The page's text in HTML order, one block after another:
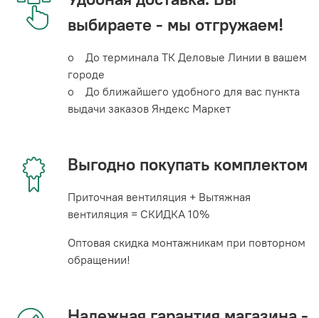
выбираете - мы отгружаем!
o До терминала ТК Деловые Линии в вашем
городе
o До ближайшего удобного для вас пункта
выдачи заказов Яндекс Маркет
Выгодно покупать комплектом
Приточная вентиляция + Вытяжная
вентиляция = СКИДКА 10%
Оптовая скидка монтажникам при повторном
обращении!